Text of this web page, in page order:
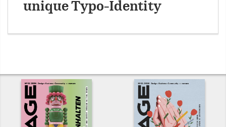
unique Typo-Identity